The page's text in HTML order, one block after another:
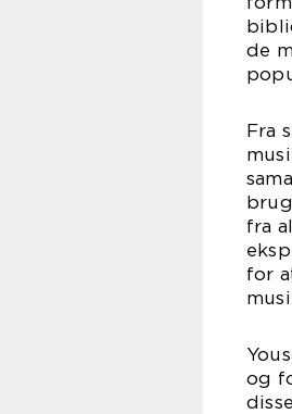
de
Fra
fra
for
og